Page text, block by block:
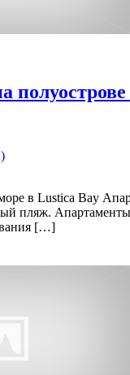
в Lustica Bay
пляж.
[…]